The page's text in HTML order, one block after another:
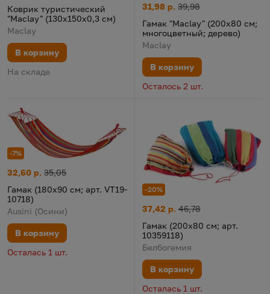
Коврик туристический
"Maclay" (130х150х0,3 см)
Maclay
В корзину
На складе
Гамак "Maclay" (200х80 см;
Цена:
31,98 р.
Старая цена:
39,98
Гамак "Maclay" (200х80 см;
многоцветный; дерево)
Maclay
В корзину
Осталось 2 шт.
-7%
Гамак (180х90 см; арт. VT19-10718)
Цена:
32,60 р.
Старая цена:
35,05
Гамак (180х90 см; арт. VT19-
10718)
Ausini (Осини)
В корзину
Осталась 1 шт.
-20%
Гамак (200х80 см; арт.
Цена:
37,42 р.
Старая цена:
46,78
Гамак (200х80 см; арт.
10359118)
Белбогемия
В корзину
Осталась 1 шт.